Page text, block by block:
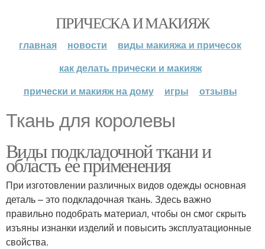
ПРИЧЕСКА И МАКИЯЖ
главная новости
виды макияжа и причесок
как делать прически и макияж
прически и макияж на дому
игры отзывы
Ткань для королевы
Виды подкладочной ткани и
область ее применения
При изготовлении различных видов одежды основная
деталь – это подкладочная ткань. Здесь важно
правильно подобрать материал, чтобы он смог скрыть
изъяны изнанки изделий и повысить эксплуатационные
свойства.